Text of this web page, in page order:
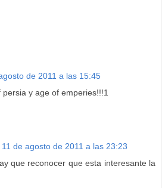
de 2011 a las 15:45
y age of emperies!!!1
11 de agosto de 2011 a las 23:23
que reconocer que esta interesante la